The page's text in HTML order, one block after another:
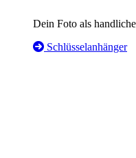
Dein Foto als
Schlüsselanhänger